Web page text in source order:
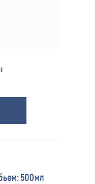
500мл